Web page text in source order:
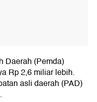
Daerah (Pemda)
Rp 2,6 miliar lebih.
asli daerah (PAD)